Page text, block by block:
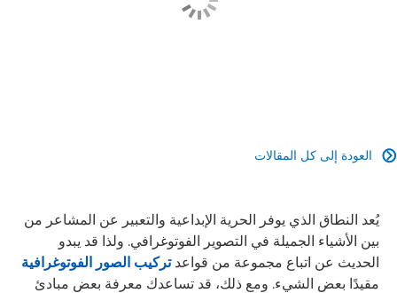
العودة إلى كل المقالات 
يُعد النطاق الذي يوفر الحرية الإبداعية والتعبير عن المشاعر من
بين الأشياء الجميلة في التصوير الفوتوغرافي. ولذا قد يبدو
الحديث عن اتباع مجموعة من قواعدتركيب الصور الفوتوغرافية
مقيدًا بعض الشيء. ومع ذلك، قد تساعدك معرفة بعض مبادئ